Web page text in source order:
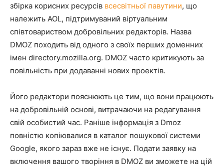
збірка корисних ресурсів всесвітньої павутини, що
належить AOL, підтримуваний віртуальним
співтовариством добровільних редакторів. Назва
DMOZ походить від одного з своїх перших доменних
імен directory.mozilla.org. DMOZ часто критикують за
повільність при додаванні нових проектів.
Його редактори пояснюють це тим, що вони працюють
на добровільній основі, витрачаючи на редагування
свій особистий час. Раніше інформація з Dmoz
повністю копіювалися в каталог пошукової системи
Google, якого зараз вже не існує. Подати заявку на
включення вашого творіння в DMOZ ви зможете на цій